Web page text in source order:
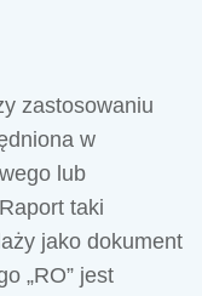
zastosowaniu
w
lub
taki
jako dokument
„RO” jest